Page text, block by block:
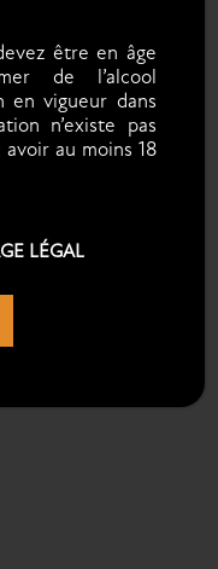
être en âge
de l’alcool
en vigueur dans
n’existe pas
au moins 18
LÉGAL